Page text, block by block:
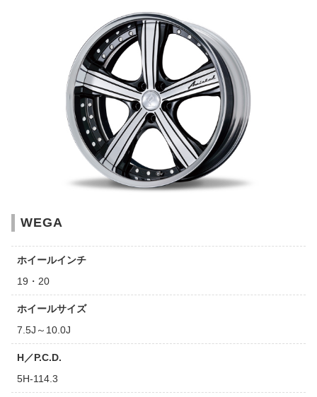
WEGA
ホイールインチ
19・20
ホイールサイズ
7.5J～10.0J
H／P.C.D.
5H-114.3